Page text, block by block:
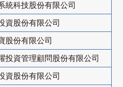
統科技股份有限公司
資股份有限公司
股份有限公司
投資管理顧問股份有限公司
資股份有限公司